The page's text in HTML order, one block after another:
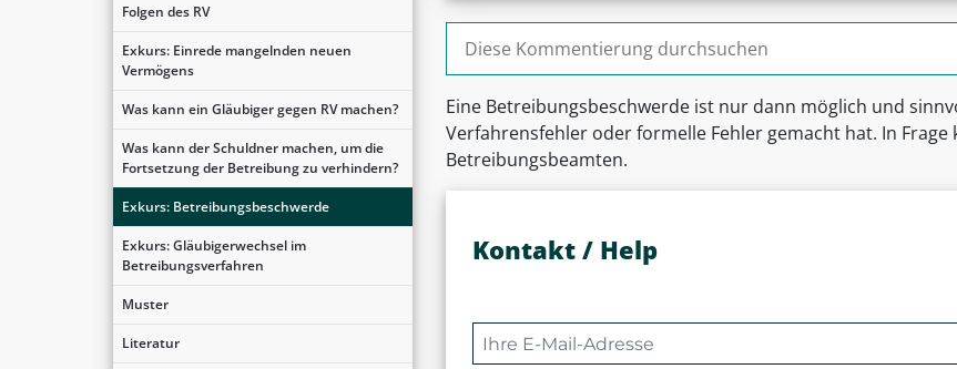
Folgen des RV
Exkurs: Einrede mangelnden neuen
Vermögens
Was kann ein Gläubiger gegen RV machen?
Was kann der Schuldner machen, um die
Fortsetzung der Betreibung zu verhindern?
Exkurs: Betreibungsbeschwerde
Exkurs: Gläubigerwechsel im
Betreibungsverfahren
Muster
Literatur
Suchen nach:
Eine Betreibungsbeschwerde ist nur dann möglich und
Verfahrensfehler oder formelle Fehler gemacht hat. In
Betreibungsbeamten.
Kontakt / Help